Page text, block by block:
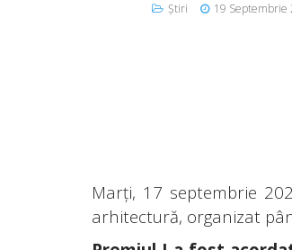
Știri 19 Septembrie
Marţi, 17 septembrie
arhitectură, organizat